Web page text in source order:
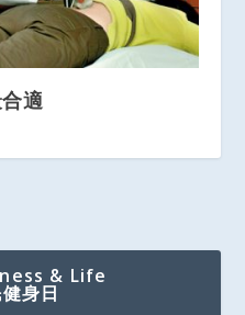
適
& Life
身日